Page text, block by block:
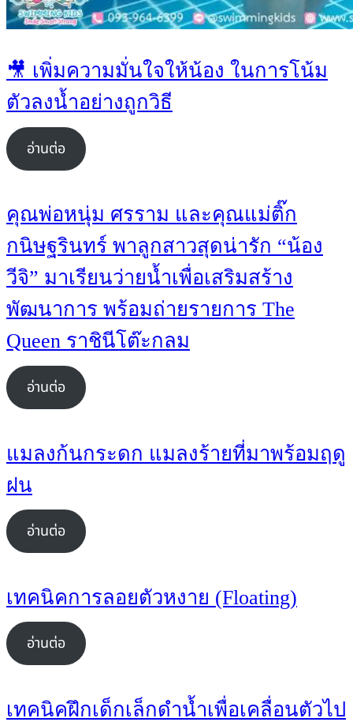
🎥 เพิ่มความมั่นใจให้น้อง ในการโน้ม
ตัวลงน้ำอย่างถูกวิธี
อ่านต่อ
คุณพ่อหนุ่ม ศรราม และคุณแม่ติ๊ก
กนิษฐรินทร์ พาลูกสาวสุดน่ารัก “น้อง
วีจิ” มาเรียนว่ายน้ำเพื่อเสริมสร้าง
พัฒนาการ พร้อมถ่ายรายการ The
Queen ราชินีโต๊ะกลม
อ่านต่อ
แมลงก้นกระดก แมลงร้ายที่มาพร้อมฤดู
ฝน
อ่านต่อ
เทคนิคการลอยตัวหงาย (Floating)
อ่านต่อ
เทคนิคฝึกเด็กเล็กดำน้ำเพื่อเคลื่อนตัวไป